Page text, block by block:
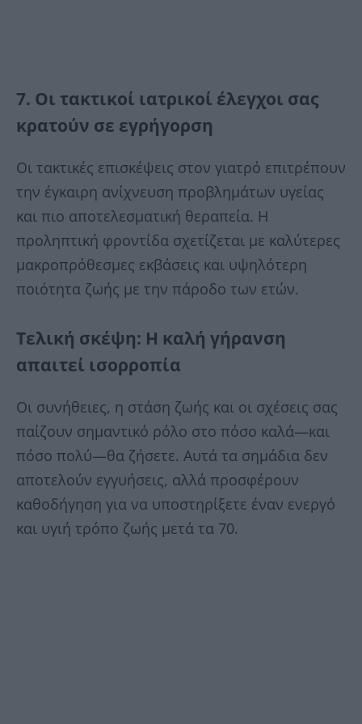
7. Οι τακτικοί ιατρικοί έλεγχοι σας
κρατούν σε εγρήγορση
Οι τακτικές επισκέψεις στον γιατρό επιτρέπουν
την έγκαιρη ανίχνευση προβλημάτων υγείας
και πιο αποτελεσματική θεραπεία. Η
προληπτική φροντίδα σχετίζεται με καλύτερες
μακροπρόθεσμες εκβάσεις και υψηλότερη
ποιότητα ζωής με την πάροδο των ετών.
Τελική σκέψη: Η καλή γήρανση
απαιτεί ισορροπία
Οι συνήθειες, η στάση ζωής και οι σχέσεις σας
παίζουν σημαντικό ρόλο στο πόσο καλά—και
πόσο πολύ—θα ζήσετε. Αυτά τα σημάδια δεν
αποτελούν εγγυήσεις, αλλά προσφέρουν
καθοδήγηση για να υποστηρίξετε έναν ενεργό
και υγιή τρόπο ζωής μετά τα 70.